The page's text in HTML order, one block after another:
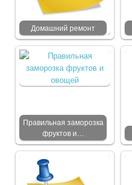
Домашний ремонт
Правильная заморозка
фруктов и…